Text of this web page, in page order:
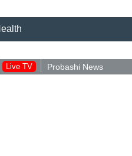
Live TV Probashi News